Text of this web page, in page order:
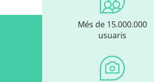
Més de 15.000.000
usuaris